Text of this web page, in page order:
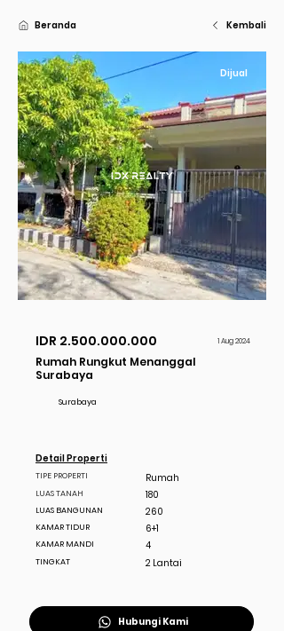
Beranda Kembali
Dijual
IDR 2.500.000.000 1 Aug 2024
Rumah Rungkut Menanggal
Surabaya
Surabaya
Detail Properti
TIPE PROPERTI
LUAS TANAH
LUAS BANGUNAN
KAMAR TIDUR
KAMAR MANDI
TINGKAT
Rumah
180
260
6+1
4
2 Lantai
Hubungi Kami